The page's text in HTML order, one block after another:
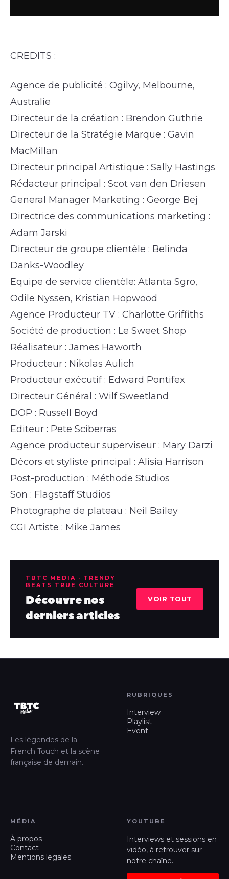
CREDITS :
Agence de publicité : Ogilvy, Melbourne,
Australie
Directeur de la création : Brendon Guthrie
Directeur de la Stratégie Marque : Gavin
MacMillan
Directeur principal Artistique : Sally Hastings
Rédacteur principal : Scot van den Driesen
General Manager Marketing : George Bej
Directrice des communications marketing :
Adam Jarski
Directeur de groupe clientèle : Belinda
Danks-Woodley
Equipe de service clientèle: Atlanta Sgro,
Odile Nyssen, Kristian Hopwood
Agence Producteur TV : Charlotte Griffiths
Société de production : Le Sweet Shop
Réalisateur : James Haworth
Producteur : Nikolas Aulich
Producteur exécutif : Edward Pontifex
Directeur Général : Wilf Sweetland
DOP : Russell Boyd
Editeur : Pete Sciberras
Agence producteur superviseur : Mary Darzi
Décors et styliste principal : Alisia Harrison
Post-production : Méthode Studios
Son : Flagstaff Studios
Photographe de plateau : Neil Bailey
CGI Artiste : Mike James
TBTC MEDIA · TRENDY
BEATS TRUE CULTURE
Découvre nos
derniers articles
VOIR TOUT
Les légendes de la
French Touch et la scène
française de demain.
RUBRIQUES
Interview
Playlist
Event
MÉDIA
À propos
Contact
Mentions legales
YOUTUBE
Interviews et sessions en
vidéo, à retrouver sur
notre chaîne.